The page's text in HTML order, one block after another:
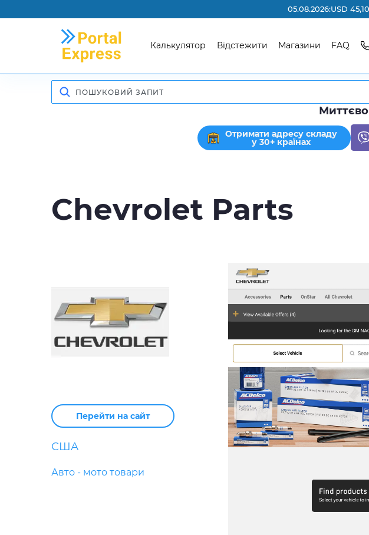
05.08.2026:USD 45,10
Калькулятор Відстежити Магазини FAQ
Отримати адресу складу
у 30+ країнах
Chevrolet Parts
Перейти на сайт
США
Авто - мото товари